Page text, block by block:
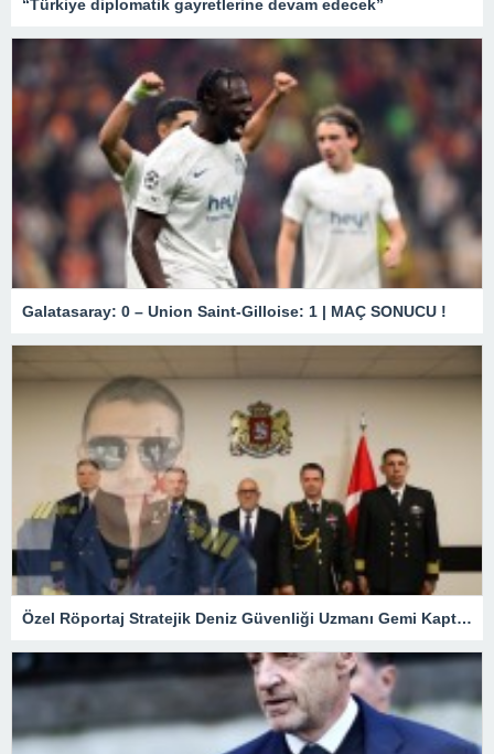
“Türkiye diplomatik gayretlerine devam edecek”
Galatasaray: 0 – Union Saint-Gilloise: 1 | MAÇ SONUCU !
Özel Röportaj Stratejik Deniz Güvenliği Uzmanı Gemi Kaptanı Şahin Avşar ile Konuştuk? “Karadeniz’de yeni bir güvenlik mimarisi mi doğuyor?